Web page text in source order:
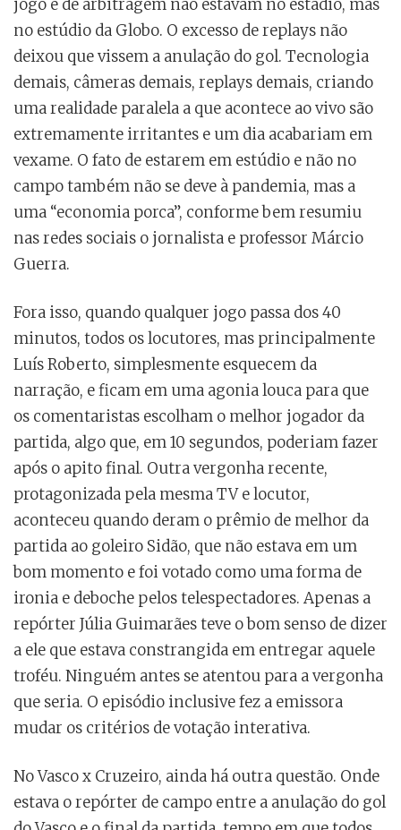
jogo e de arbitragem não estavam no estádio, mas
no estúdio da Globo. O excesso de replays não
deixou que vissem a anulação do gol. Tecnologia
demais, câmeras demais, replays demais, criando
uma realidade paralela a que acontece ao vivo são
extremamente irritantes e um dia acabariam em
vexame. O fato de estarem em estúdio e não no
campo também não se deve à pandemia, mas a
uma “economia porca”, conforme bem resumiu
nas redes sociais o jornalista e professor Márcio
Guerra.
Fora isso, quando qualquer jogo passa dos 40
minutos, todos os locutores, mas principalmente
Luís Roberto, simplesmente esquecem da
narração, e ficam em uma agonia louca para que
os comentaristas escolham o melhor jogador da
partida, algo que, em 10 segundos, poderiam fazer
após o apito final. Outra vergonha recente,
protagonizada pela mesma TV e locutor,
aconteceu quando deram o prêmio de melhor da
partida ao goleiro Sidão, que não estava em um
bom momento e foi votado como uma forma de
ironia e deboche pelos telespectadores. Apenas a
repórter Júlia Guimarães teve o bom senso de dizer
a ele que estava constrangida em entregar aquele
troféu. Ninguém antes se atentou para a vergonha
que seria. O episódio inclusive fez a emissora
mudar os critérios de votação interativa.
No Vasco x Cruzeiro, ainda há outra questão. Onde
estava o repórter de campo entre a anulação do gol